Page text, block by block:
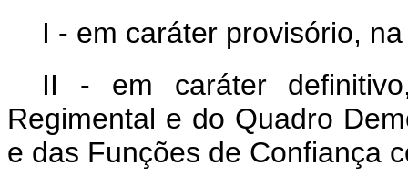
I - em caráter provisório,
II - em caráter
Regimental e do Quadro
e das Funções de Confiança